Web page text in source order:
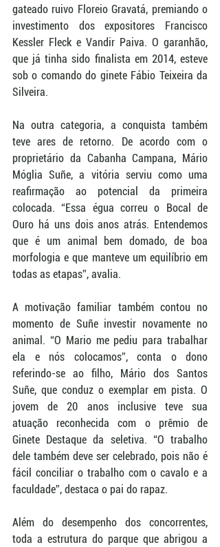
gateado ruivo Floreio Gravatá, premiando o
investimento dos expositores Francisco
Kessler Fleck e Vandir Paiva. O garanhão,
que já tinha sido finalista em 2014, esteve
sob o comando do ginete Fábio Teixeira da
Silveira.
Na outra categoria, a conquista também
teve ares de retorno. De acordo com o
proprietário da Cabanha Campana, Mário
Móglia Suñe, a vitória serviu como uma
reafirmação ao potencial da primeira
colocada. “Essa égua correu o Bocal de
Ouro há uns dois anos atrás. Entendemos
que é um animal bem domado, de boa
morfologia e que manteve um equilíbrio em
todas as etapas”, avalia.
A motivação familiar também contou no
momento de Suñe investir novamente no
animal. “O Mario me pediu para trabalhar
ela e nós colocamos”, conta o dono
referindo-se ao filho, Mário dos Santos
Suñe, que conduz o exemplar em pista. O
jovem de 20 anos inclusive teve sua
atuação reconhecida com o prêmio de
Ginete Destaque da seletiva. “O trabalho
dele também deve ser celebrado, pois não é
fácil conciliar o trabalho com o cavalo e a
faculdade”, destaca o pai do rapaz.
Além do desempenho dos concorrentes,
toda a estrutura do parque que abrigou a